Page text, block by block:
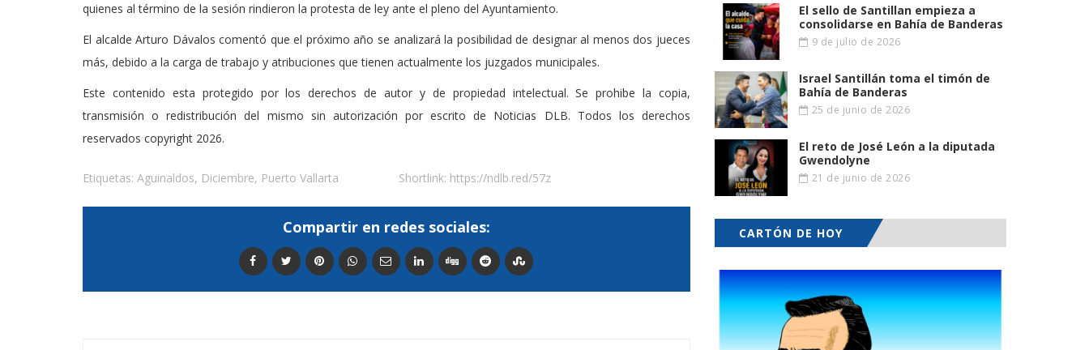
quienes al término de la sesión rindieron la protesta de ley ante el pleno del Ayuntamiento.
El alcalde Arturo Dávalos comentó que el próximo año se analizará la posibilidad de designar al menos dos jueces
más, debido a la carga de trabajo y atribuciones que tienen actualmente los juzgados municipales.
Este contenido esta protegido por los derechos de autor y de propiedad intelectual. Se prohibe la copia,
transmisión o redistribución del mismo sin autorización por escrito de Noticias DLB. Todos los derechos
reservados copyright 2026.
Etiquetas: Aguinaldos, Diciembre, Puerto Vallarta Shortlink: https://ndlb.red/57z
Compartir en redes sociales:
El sello de Santillan empieza a
consolidarse en Bahía de Banderas
9 de julio de 2026
Israel Santillán toma el timón de
Bahía de Banderas
25 de junio de 2026
El reto de José León a la diputada
Gwendolyne
21 de junio de 2026
CARTÓN DE HOY